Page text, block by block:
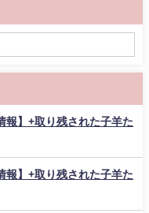
報】+取り残された子羊た
報】+取り残された子羊た